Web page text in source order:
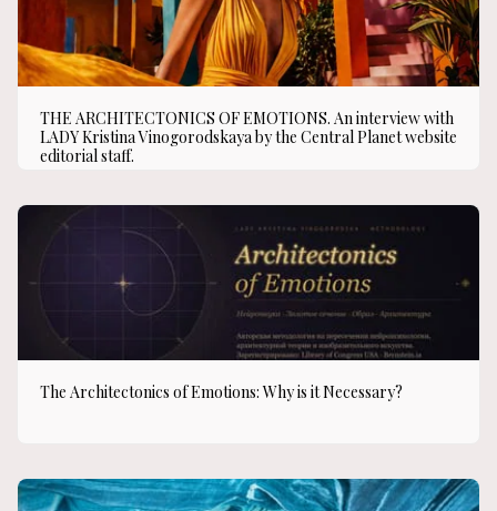
THE ARCHITECTONICS OF EMOTIONS. An interview with
LADY Kristina Vinogorodskaya by the Central Planet website
editorial staff.
The Architectonics of Emotions: Why is it Necessary?